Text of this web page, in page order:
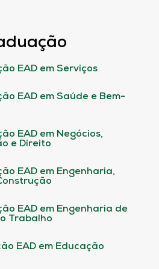
EAD em Serviços
EAD em Saúde e Bem-
EAD em Negócios,
e Direito
EAD em Engenharia,
EAD em Engenharia de
Trabalho
EAD em Educação